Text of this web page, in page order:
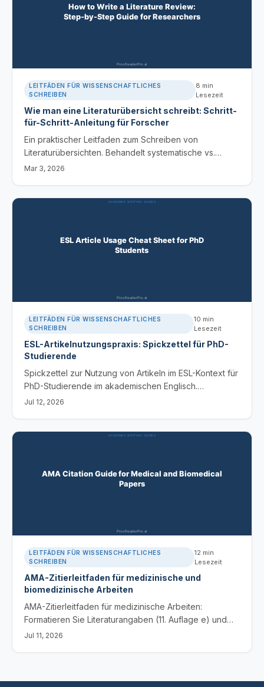
LEITFÄDEN FÜR WISSENSCHAFTLICHES
SCHREIBEN
8 min
Lesezeit
Wie man eine Literaturübersicht schreibt: Schritt-
für-Schritt-Anleitung für Forscher
Ein praktischer Leitfaden zum Schreiben von
Literaturübersichten. Behandelt systematische vs.
narrative Ansätze, Organisation von Quellen und
Mar 3, 2026
LEITFÄDEN FÜR WISSENSCHAFTLICHES
SCHREIBEN
10 min
Lesezeit
ESL-Artikelnutzungspraxis: Spickzettel für PhD-
Studierende
Spickzettel zur Nutzung von Artikeln im ESL-Kontext für
PhD-Studierende im akademischen Englisch.
Beherrschen Sie die Regeln für a/an/the sowie die
Jul 12, 2026
LEITFÄDEN FÜR WISSENSCHAFTLICHES
SCHREIBEN
12 min
Lesezeit
AMA-Zitierleitfaden für medizinische und
biomedizinische Arbeiten
AMA-Zitierleitfaden für medizinische Arbeiten:
Formatieren Sie Literaturangaben (11. Auflage e) und
verwenden Sie hochgestellte In-Text-Zitate für
Jul 11, 2026